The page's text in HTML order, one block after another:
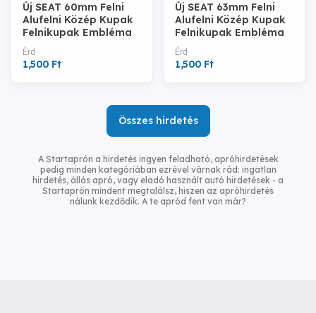
Összes hirdetés
A Startaprón a hirdetés ingyen feladható, apróhirdetések
pedig minden kategóriában ezrével várnak rád: ingatlan
hirdetés, állás apró, vagy eladó használt autó hirdetések - a
Startaprón mindent megtalálsz, hiszen az apróhirdetés
nálunk kezdődik. A te apród fent van már?
Új SEAT 60mm Felni
Alufelni Közép Kupak
Felnikupak Embléma
Porvédő
Érd
1,500 Ft
Új SEAT 63mm Felni
Alufelni Közép Kupak
Felnikupak Embléma
1P0601165
Érd
1,500 Ft